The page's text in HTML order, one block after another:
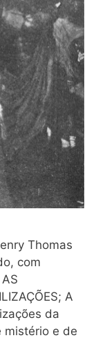
Thomas
com
A
da
mistério e de